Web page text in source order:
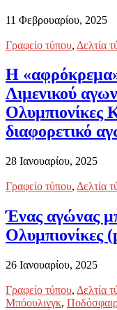
11 Φεβρουαρίου, 2025
Γραφείο τύπου, Δελτία
Η
Λιμενικού
Ολυμπιονίκες
διαφορετικό
28 Ιανουαρίου, 2025
Γραφείο τύπου, Δελτία
Ένας αγώνας
Ολυμπιονίκες
26 Ιανουαρίου, 2025
Γραφείο τύπου, Δελτία
Μπόουλινγκ,